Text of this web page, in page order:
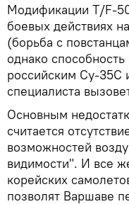
Модификации T/F-
боевых действиях
(борьба с
однако
российским Су-
специалиста
Основным
считается
возможностей
видимости". И все
корейских
позволят Варшаве